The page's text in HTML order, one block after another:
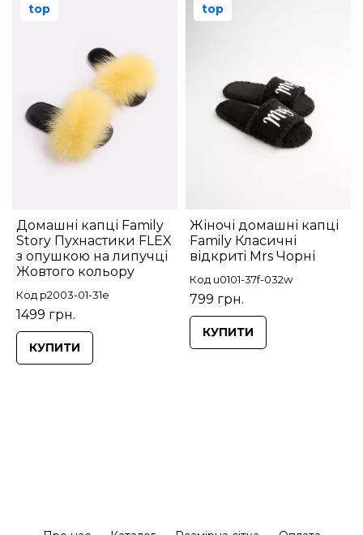
Домашні капці Family
Story Пухнастики FLEX
з опушкою на липучці
Жовтого кольору
Код p2003-01-31e
1499 грн.
top
КУПИТИ
Жіночі домашні капці
Family Класичні
відкриті Mrs Чорні
Код u0101-37f-032w
799 грн.
top
КУПИТИ